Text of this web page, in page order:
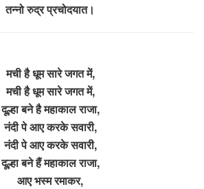
तन्नो रुद्र प्रचोदयात।
मची है धूम सारे जगत में,
मची है धूम सारे जगत में,
दूल्हा बने है महाकाल राजा,
नंदी पे आए करके सवारी,
नंदी पे आए करके सवारी,
दूल्हा बने हैं महाकाल राजा,
आए भस्म रमाकर,